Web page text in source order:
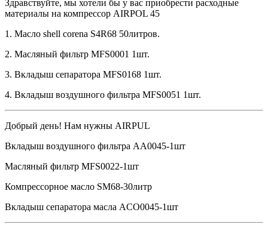
Здравствуйте, мы хотели бы у вас приобрести расходные
материалы на компрессор AIRPOL 45
1. Масло shell corena S4R68 50литров.
2. Масляный фильтр MFS0001 1шт.
3. Вкладыш сепаратора MFS0168 1шт.
4. Вкладыш воздушного фильтра MFS0051 1шт.
Добрый день! Нам нужны AIRPUL
Вкладыш воздушного фильтра АА0045-1шт
Масляный фильтр MFS0022-1шт
Компрессорное масло SM68-30литр
Вкладыш сепаратора масла ACO0045-1шт